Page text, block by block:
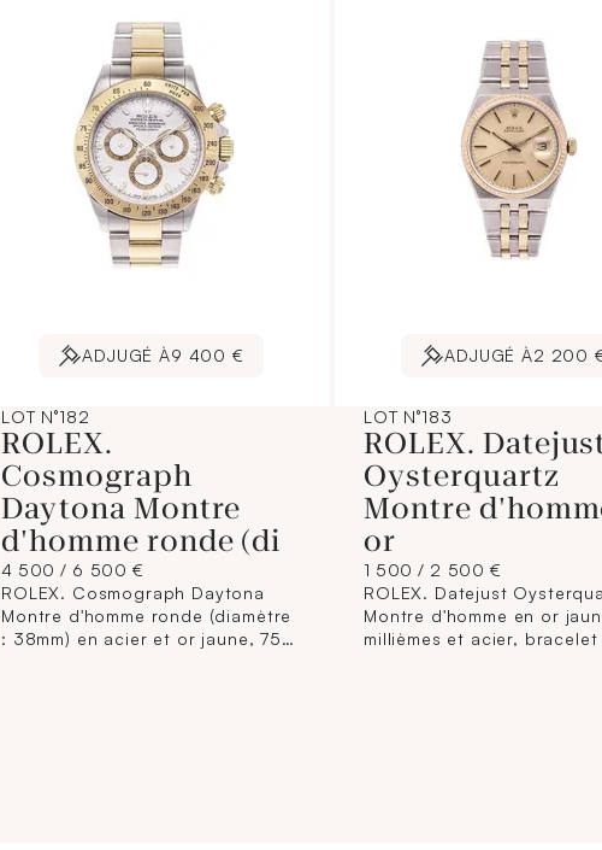
ADJUGÉ À9 400 €
LOT N°182
ROLEX.
Cosmograph
Daytona Montre
d'homme ronde (di
4 500 / 6 500 €
ROLEX. Cosmograph Daytona
Montre d'homme ronde (diamètre
: 38mm) en acier et or jaune, 750
ADJUGÉ À2 200
LOT N°183
ROLEX.
Oysterquartz
Montre
or
1 500 / 2 500 €
ROLEX. Datejust
Montre d'homme en or
millièmes et acier,